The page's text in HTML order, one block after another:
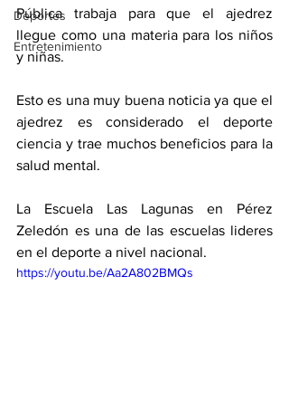
Deportes
Entretenimiento
Pública trabaja para que el ajedrez
llegue como una materia para los niños
y niñas.
Esto es una muy buena noticia ya que el
ajedrez es considerado el deporte
ciencia y trae muchos beneficios para la
salud mental.
La Escuela Las Lagunas en Pérez
Zeledón es una de las escuelas lideres
en el deporte a nivel nacional.
https://youtu.be/Aa2A802BMQs